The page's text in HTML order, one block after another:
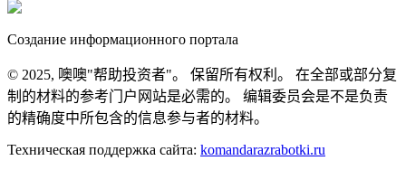
Создание информационного портала
© 2025, 噢噢"帮助投资者"。 保留所有权利。 在全部或部分复
制的材料的参考门户网站是必需的。 编辑委员会是不是负责
的精确度中所包含的信息参与者的材料。
Техническая поддержка сайта: komandarazrabotki.ru